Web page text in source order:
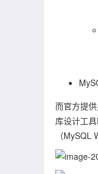
而官方提
库设计工
（MySQL